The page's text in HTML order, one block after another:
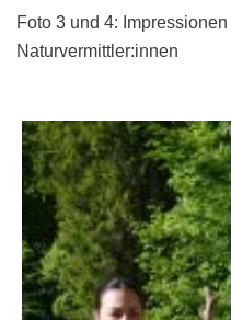
Foto 3 und 4:
Naturvermittler:innen